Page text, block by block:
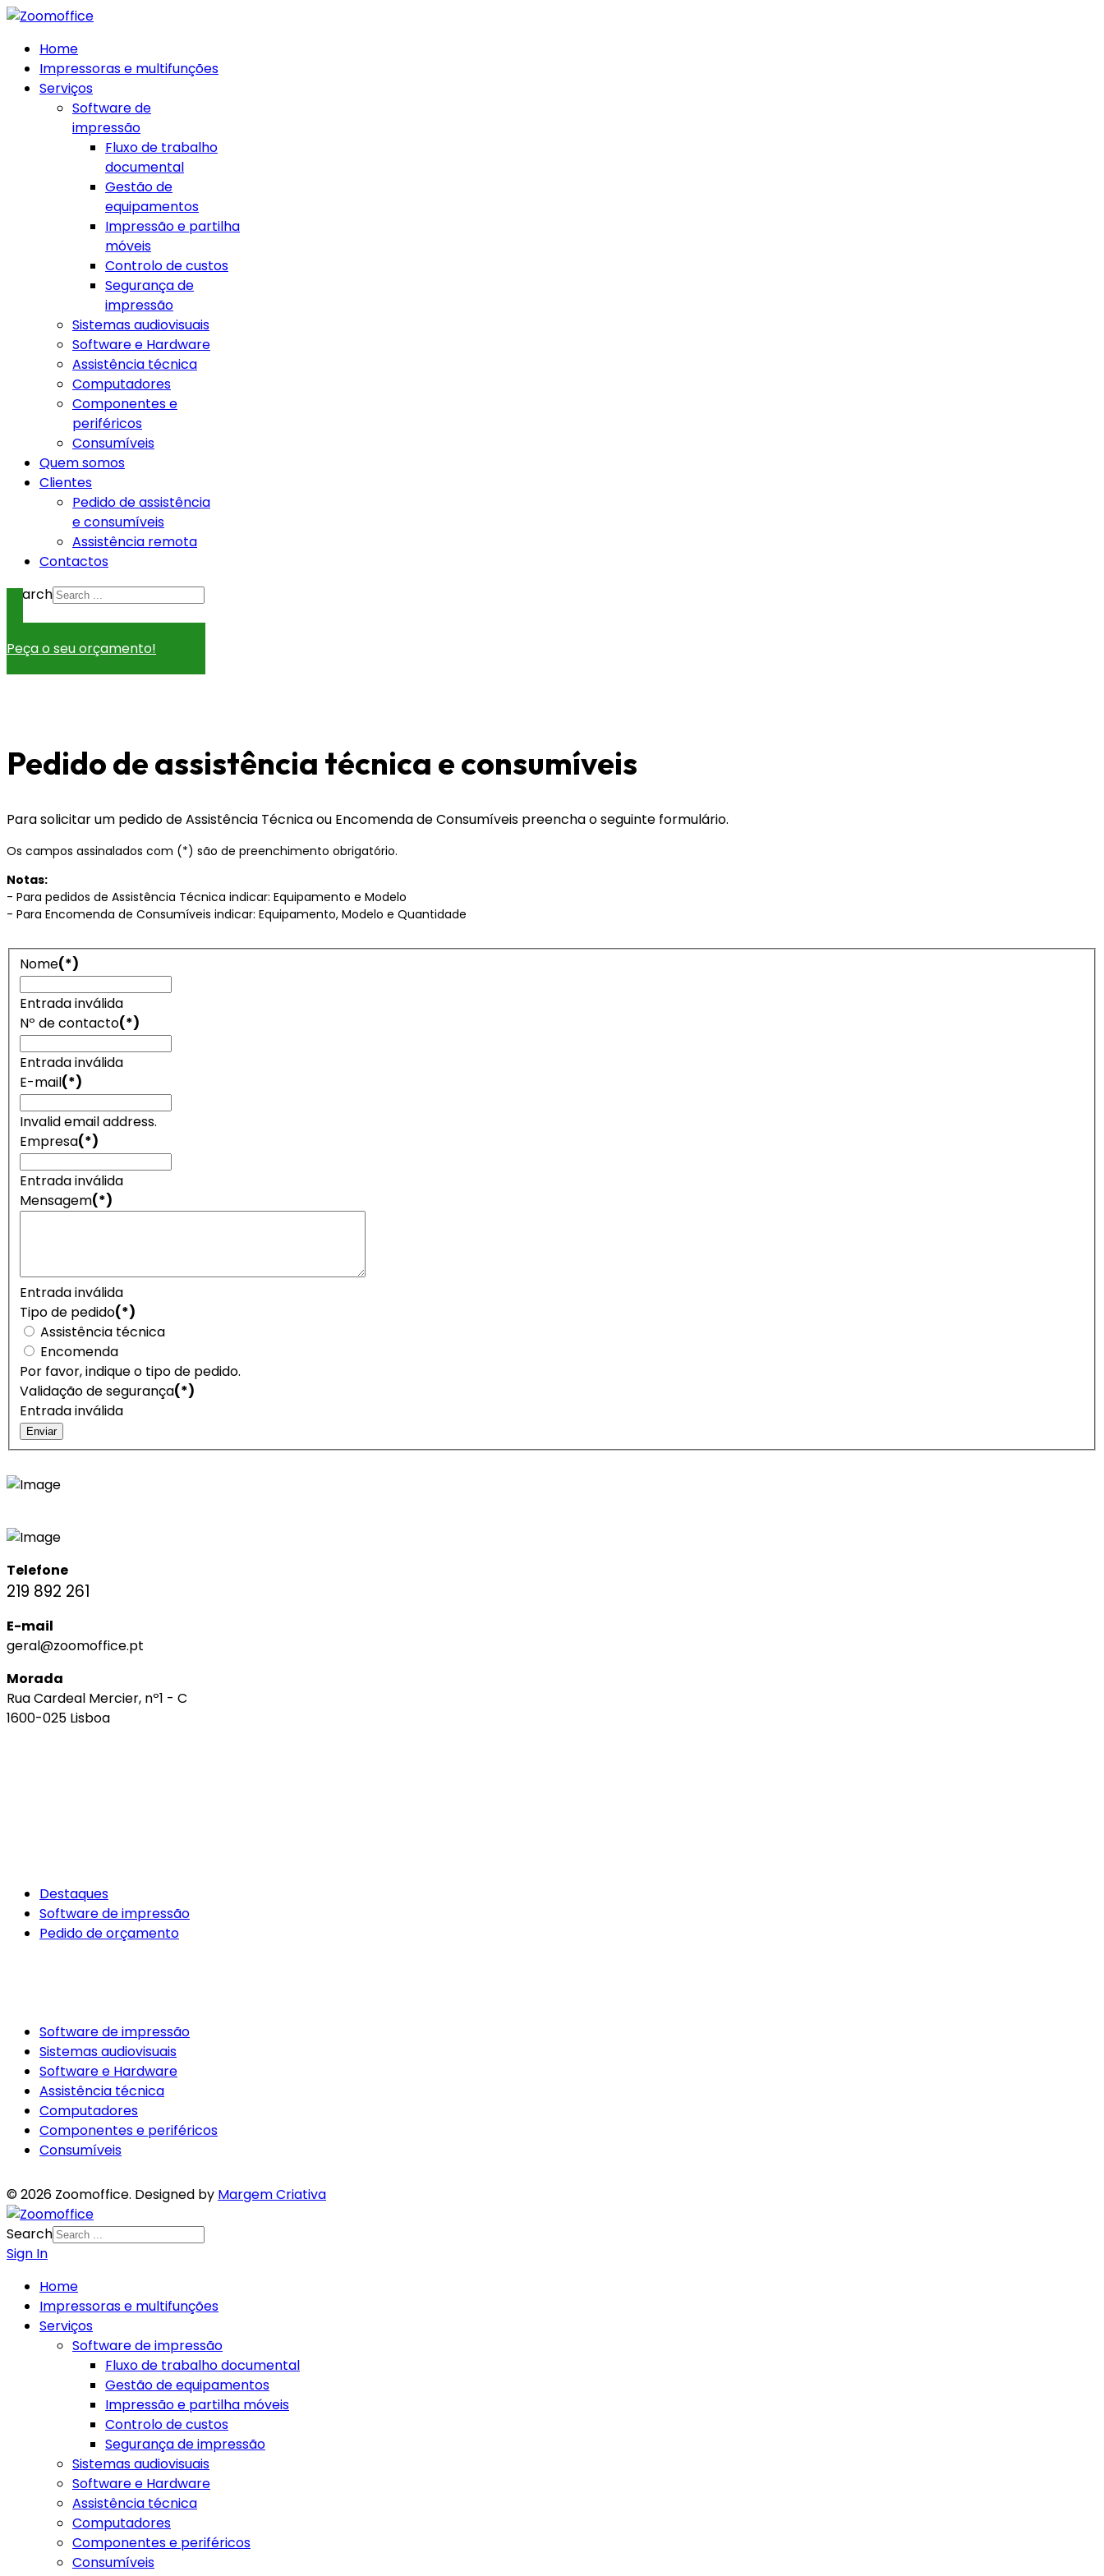
Home
Impressoras e multifunções
Serviços
Software de
impressão
Fluxo de trabalho
documental
Gestão de
equipamentos
Impressão e partilha
móveis
Controlo de custos
Segurança de
impressão
Sistemas audiovisuais
Software e Hardware
Assistência técnica
Computadores
Componentes e
periféricos
Consumíveis
Quem somos
Clientes
Pedido de assistência
e consumíveis
Assistência remota
Contactos
Search
Peça o seu orçamento!
Pedido de assistência técnica e consumíveis
Para solicitar um pedido de Assistência Técnica ou Encomenda de Consumíveis preencha o seguinte formulário.
Os campos assinalados com (*) são de preenchimento obrigatório.
Notas:
- Para pedidos de Assistência Técnica indicar: Equipamento e Modelo
- Para Encomenda de Consumíveis indicar: Equipamento, Modelo e Quantidade
Nome(*)
Entrada inválida
Nº de contacto(*)
Entrada inválida
E-mail(*)
Invalid email address.
Empresa(*)
Entrada inválida
Mensagem(*)
Entrada inválida
Tipo de pedido(*)
Assistência técnica
Encomenda
Por favor, indique o tipo de pedido.
Validação de segurança(*)
Entrada inválida
Enviar
Telefone
219 892 261
E-mail
geral@zoomoffice.pt
Morada
Rua Cardeal Mercier, nº1 - C
1600-025 Lisboa
Destaques
Software de impressão
Pedido de orçamento
Software de impressão
Sistemas audiovisuais
Software e Hardware
Assistência técnica
Computadores
Componentes e periféricos
Consumíveis
© 2026 Zoomoffice. Designed by Margem Criativa
Search
Sign In
Home
Impressoras e multifunções
Serviços
Software de impressão
Fluxo de trabalho documental
Gestão de equipamentos
Impressão e partilha móveis
Controlo de custos
Segurança de impressão
Sistemas audiovisuais
Software e Hardware
Assistência técnica
Computadores
Componentes e periféricos
Consumíveis